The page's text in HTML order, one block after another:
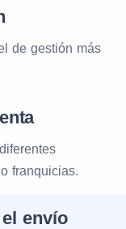
de gestión más
franquicias.
envío